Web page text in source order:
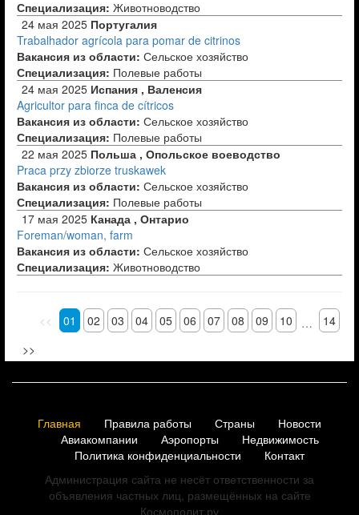
Специализация: Животноводство
24 мая 2025 Португалия
Trabalhador agrícola para pomar de citrinos
Вакансия из области: Сельское хозяйство
Специализация: Полевые работы
24 мая 2025 Испания , Валенсия
Agricultor para finca de cítricos
Вакансия из области: Сельское хозяйство
Специализация: Полевые работы
22 мая 2025 Польша , Опольское воеводство
Praca przy zbiorze truskawek
Вакансия из области: Сельское хозяйство
Специализация: Полевые работы
17 мая 2025 Канада , Онтарио
Foreman/woman, farm
Вакансия из области: Сельское хозяйство
Специализация: Животноводство
<< 01 02 03 04 05 06 07 08 09 10 …
14
>>
Главная Правила работы Страны
Новости
Авиакомпании
Аэропорты
Недвижимость
Политика конфиденциальности
Контакт
Администрация сайта не несёт ответственности за
объявления частных лиц, размещённых на сайте
Космополит.ру